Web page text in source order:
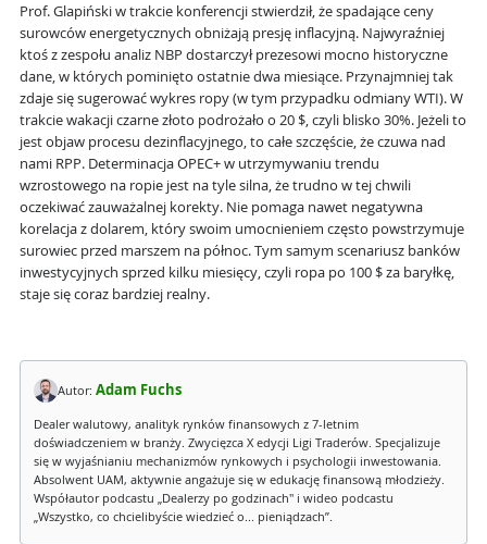
Prof. Glapiński w trakcie konferencji stwierdził, że spadające ceny
surowców energetycznych obniżają presję inflacyjną. Najwyraźniej
ktoś z zespołu analiz NBP dostarczył prezesowi mocno historyczne
dane, w których pominięto ostatnie dwa miesiące. Przynajmniej tak
zdaje się sugerować wykres ropy (w tym przypadku odmiany WTI). W
trakcie wakacji czarne złoto podrożało o 20 $, czyli blisko 30%. Jeżeli to
jest objaw procesu dezinflacyjnego, to całe szczęście, że czuwa nad
nami RPP. Determinacja OPEC+ w utrzymywaniu trendu
wzrostowego na ropie jest na tyle silna, że trudno w tej chwili
oczekiwać zauważalnej korekty. Nie pomaga nawet negatywna
korelacja z dolarem, który swoim umocnieniem często powstrzymuje
surowiec przed marszem na północ. Tym samym scenariusz banków
inwestycyjnych sprzed kilku miesięcy, czyli ropa po 100 $ za baryłkę,
staje się coraz bardziej realny.
Autor: Adam Fuchs
Dealer walutowy, analityk rynków finansowych z 7-letnim
doświadczeniem w branży. Zwycięzca X edycji Ligi Traderów. Specjalizuje
się w wyjaśnianiu mechanizmów rynkowych i psychologii inwestowania.
Absolwent UAM, aktywnie angażuje się w edukację finansową młodzieży.
Współautor podcastu „Dealerzy po godzinach" i wideo podcastu
„Wszystko, co chcielibyście wiedzieć o... pieniądzach”.